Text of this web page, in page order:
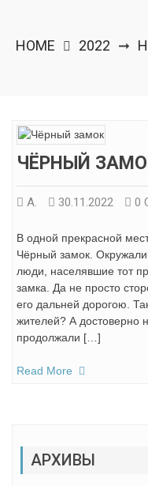
HOME 2022 ➞
ЧЁРНЫЙ
А. 30.11.2022 0
В одной прекрасной
Чёрный замок.
люди, населявшие тот
замка. Да не просто
его дальней дорогою.
жителей? А достоверно
продолжали […]
Read More
АРХИВЫ